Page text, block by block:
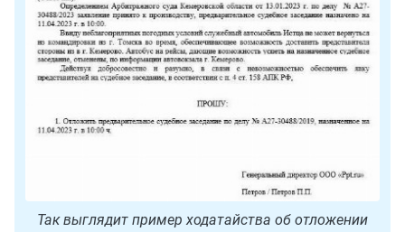
Так выглядит пример ходатайства об отложении